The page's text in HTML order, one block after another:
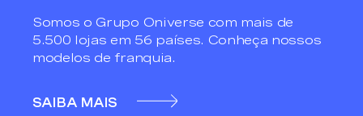
Somos o Grupo Oniverse com mais de
5.500 lojas em 56 países. Conheça nossos
modelos de franquia.
SAIBA MAIS